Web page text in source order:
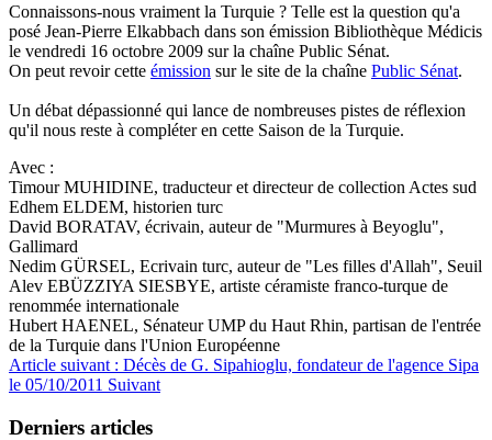
Connaissons-nous vraiment la Turquie ? Telle est la question qu'a
posé Jean-Pierre Elkabbach dans son émission Bibliothèque Médicis
le vendredi 16 octobre 2009 sur la chaîne Public Sénat.
On peut revoir cette émission sur le site de la chaîne Public Sénat.
Un débat dépassionné qui lance de nombreuses pistes de réflexion
qu'il nous reste à compléter en cette Saison de la Turquie.
Avec :
Timour MUHIDINE, traducteur et directeur de collection Actes sud
Edhem ELDEM, historien turc
David BORATAV, écrivain, auteur de "Murmures à Beyoglu",
Gallimard
Nedim GÜRSEL, Ecrivain turc, auteur de "Les filles d'Allah", Seuil
Alev EBÜZZIYA SIESBYE, artiste céramiste franco-turque de
renommée internationale
Hubert HAENEL, Sénateur UMP du Haut Rhin, partisan de l'entrée
de la Turquie dans l'Union Européenne
Article suivant : Décès de G. Sipahioglu, fondateur de l'agence Sipa
le 05/10/2011 Suivant
Derniers articles